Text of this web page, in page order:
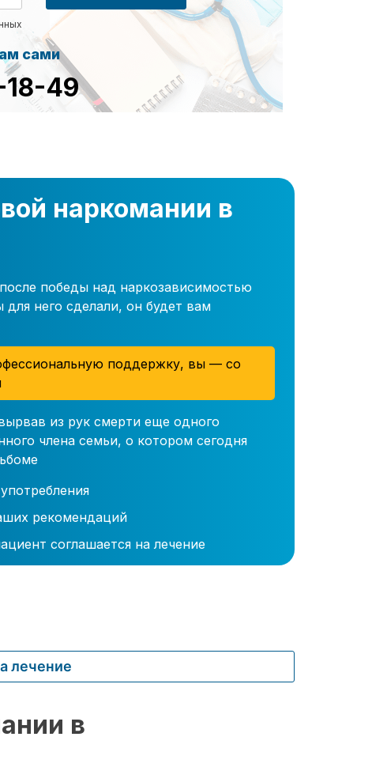
сами
18-49
наркомании в
победы над наркозависимостью
него сделали, он будет вам
поддержку, вы — со
из рук смерти еще одного
члена семьи, о котором сегодня
рекомендаций
соглашается на лечение
лечение
в